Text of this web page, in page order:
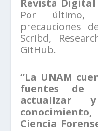
Revista Digital
Por último,
precauciones
Scribd,
GitHub.
“La UNAM
fuentes de
actualizar
Ciencia